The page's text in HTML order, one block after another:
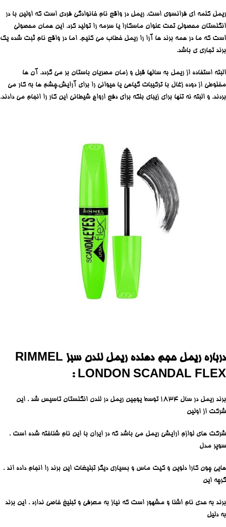
ریمل کلمه ای فرانسوی است. ریمل در واقع نام خانوادگی فردی است که اولین با در
انگلستان محصولی تحت عنوان ماسکارا یا سرمه را تولید کرد. این همان محصولی
است که ما در همه برند ها آرا را ریمل خطاب می کنیم. اما در واقع نام ثبت شده یک
برند تجاری ی باشد.
البته استفاده از ریمل به سالها قبل و زمان مصریان باستان بر می گردد. آن ها
مخلوطی از دوده زغال با ترکیبات گیاهی یا حیوانی را برای آرایش.چشم ها به کار می
بردند. و البته نه تنها برای زیبای بلکه برای دفع ارواح شیطانی این کار را انجام می دادند.
درباره ریمل حجم دهنده ریمل لندن سبز RIMMEL
LONDON SCANDAL FLEX :
برند ریمل در سال ۱۸۳۴ توسط یوجین ریمل در لندن انگلستان تاسیس شد . این
شرکت از اولین
شرکت های لوازم ارایشی ریمل می باشد که در ایران با این نام شناخته شده است .
سوپر مدل
هایی چون کارا دلوین و کیت ماس و بسیاری دیگر تبلیغات این برند را انجام داده اند .
گرچه این
برند به حدی نام اشنا و مشهور است که نیاز به معرفی و تبلیغ خاصی ندارد . این برند
به دلیل